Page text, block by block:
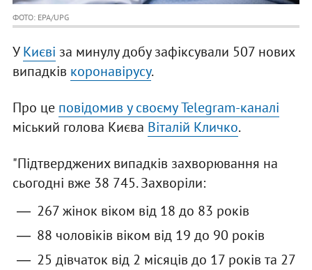
ФОТО: EPA/UPG
УКиєві за минулу добу зафіксували 507 нових
випадків коронавірусу.
Про це повідомив у своєму Telegram-каналі
міський голова Києва Віталій Кличко.
"Підтверджених випадків захворювання на
сьогодні вже 38 745. Захворіли:
267 жінок віком від 18 до 83 років
88 чоловіків віком від 19 до 90 рокiв
25 дівчаток від 2 місяців до 17 років та 27